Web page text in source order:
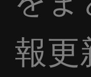
報更